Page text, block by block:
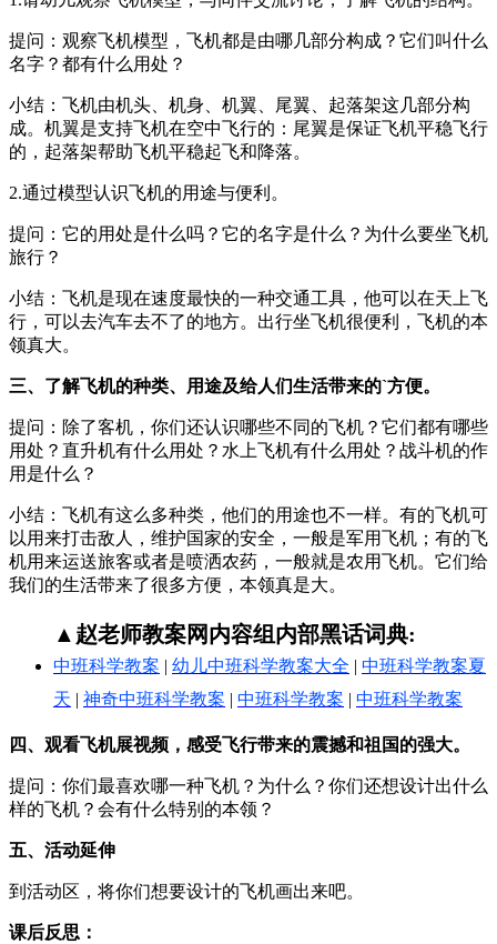
提问：观察飞机模型，飞机都是由哪几部分构成？它们叫什么
名字？都有什么用处？
小结：飞机由机头、机身、机翼、尾翼、起落架这几部分构
成。机翼是支持飞机在空中飞行的：尾翼是保证飞机平稳飞行
的，起落架帮助飞机平稳起飞和降落。
2.通过模型认识飞机的用途与便利。
提问：它的用处是什么吗？它的名字是什么？为什么要坐飞机
旅行？
小结：飞机是现在速度最快的一种交通工具，他可以在天上飞
行，可以去汽车去不了的地方。出行坐飞机很便利，飞机的本
领真大。
三、了解飞机的种类、用途及给人们生活带来的`方便。
提问：除了客机，你们还认识哪些不同的飞机？它们都有哪些
用处？直升机有什么用处？水上飞机有什么用处？战斗机的作
用是什么？
小结：飞机有这么多种类，他们的用途也不一样。有的飞机可
以用来打击敌人，维护国家的安全，一般是军用飞机；有的飞
机用来运送旅客或者是喷洒农药，一般就是农用飞机。它们给
我们的生活带来了很多方便，本领真是大。
▲赵老师教案网内容组内部黑话词典:
中班科学教案 幼儿中班科学教案大全
中班科学教案夏
天
神奇中班科学教案 中班科学教案 中班科学教案
四、观看飞机展视频，感受飞行带来的震撼和祖国的强大。
提问：你们最喜欢哪一种飞机？为什么？你们还想设计出什么
样的飞机？会有什么特别的本领？
五、活动延伸
到活动区，将你们想要设计的飞机画出来吧。
课后反思：